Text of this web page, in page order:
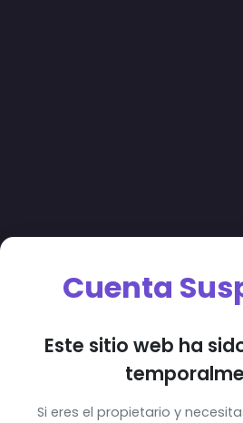
Cuenta
Este sitio web ha
Si eres el propietario y